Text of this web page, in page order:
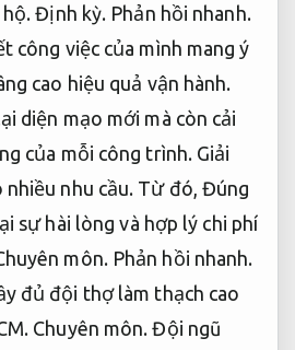
hộ.Định kỳ. Phản hồi nhanh.
công việc của mình mang ý
cao hiệu quả vận hành.
diện mạo mới mà còn cải
của mỗi công trình. Giải
nhiều nhu cầu. Từ đó,Đúng
sự hài lòng và hợp lý chi phí
môn. Phản hồi nhanh.
đủ đội thợ làm thạch cao
Chuyên môn. Đội ngũ